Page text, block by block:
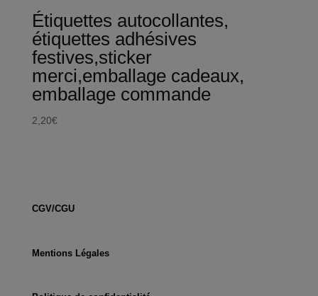
Étiquettes autocollantes,
étiquettes adhésives
festives,sticker
merci,emballage cadeaux,
emballage commande
2,20€
CGV/CGU
Mentions Légales